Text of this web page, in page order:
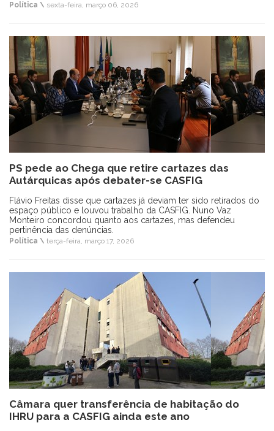
Política \ sexta-feira, março 06, 2026
PS pede ao Chega que retire cartazes das
Autárquicas após debater-se CASFIG
Flávio Freitas disse que cartazes já deviam ter sido retirados do
espaço público e louvou trabalho da CASFIG. Nuno Vaz
Monteiro concordou quanto aos cartazes, mas defendeu
pertinência das denúncias.
Política \ terça-feira, março 17, 2026
Câmara quer transferência de habitação do
IHRU para a CASFIG ainda este ano